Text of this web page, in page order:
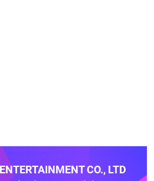
CO., LTD